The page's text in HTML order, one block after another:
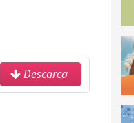
Descarca